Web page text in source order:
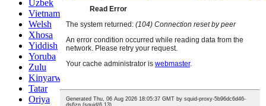
Uzbek
Vietnamese
Welsh
Xhosa
Yiddish
Yoruba
Zulu
Kinyarwanda
Tatar
Oriya